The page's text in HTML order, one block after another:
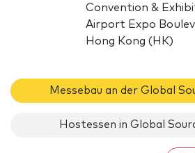
Convention &
Airport Expo
Hong Kong (HK)
Messebau an der Global
Hostessen in Global